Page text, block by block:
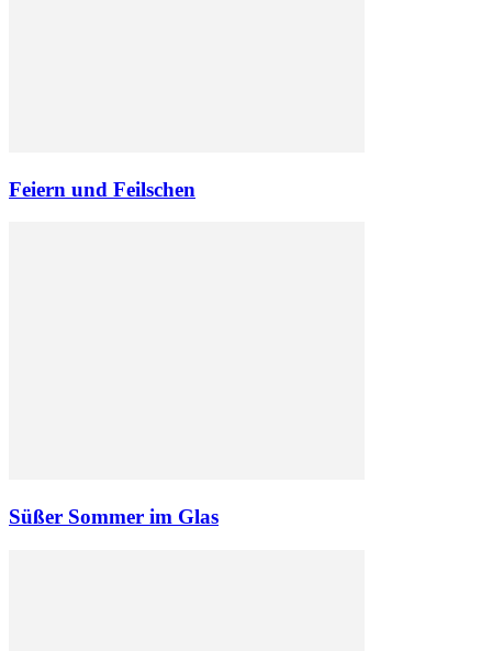
Feiern und Feilschen
Süßer Sommer im Glas